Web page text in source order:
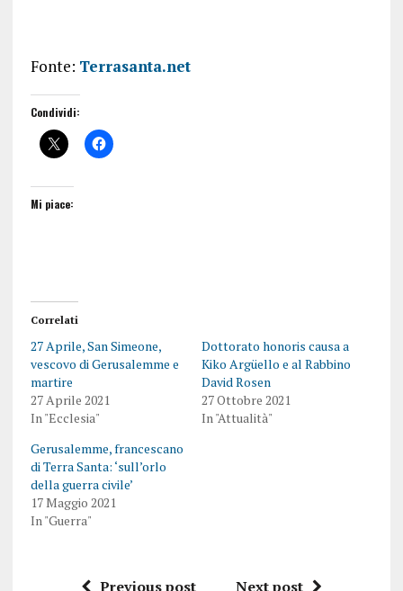
Fonte: Terrasanta.net
Condividi:
Mi piace:
Correlati
27 Aprile, San Simeone,
vescovo di Gerusalemme e
martire
27 Aprile 2021
In "Ecclesia"
Dottorato honoris causa a
Kiko Argüello e al Rabbino
David Rosen
27 Ottobre 2021
In "Attualità"
Gerusalemme, francescano
di Terra Santa: ‘sull’orlo
della guerra civile’
17 Maggio 2021
In "Guerra"
Previous post Next post